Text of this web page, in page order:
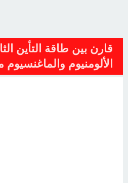
قارن بين طاقة التأين
الألومنيوم